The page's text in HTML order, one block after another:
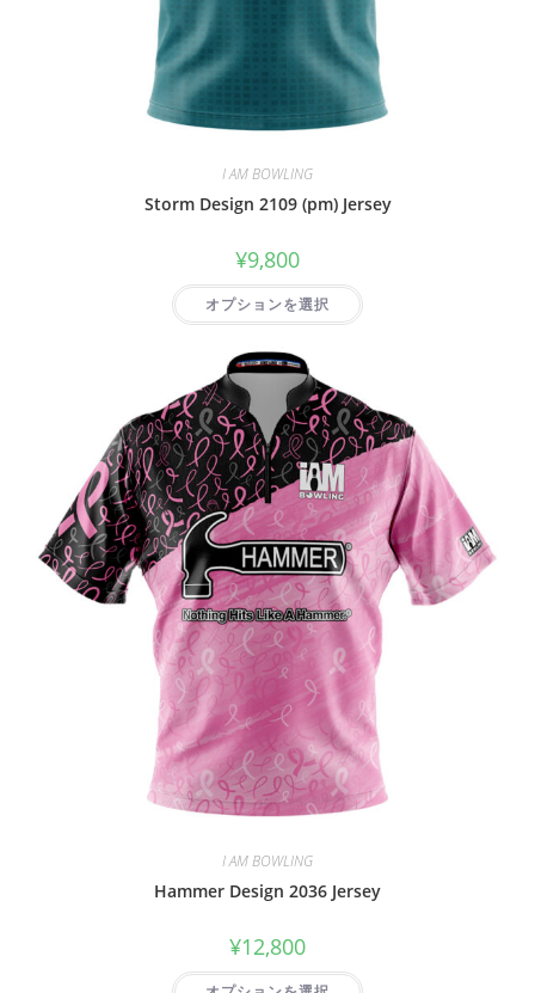
I AM BOWLING
Storm Design 2109 (pm) Jersey
¥9,800
オプションを選択
I AM BOWLING
Hammer Design 2036 Jersey
¥12,800